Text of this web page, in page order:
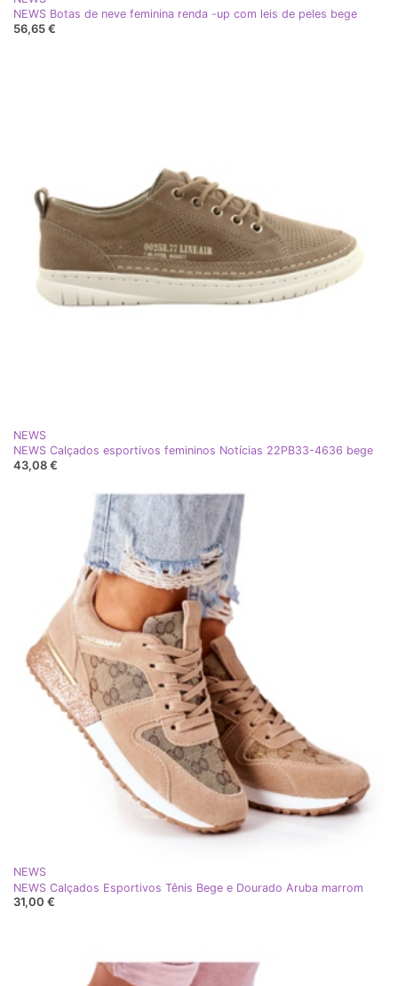
NEWS Botas de neve feminina renda -up com leis de peles bege
56,65 €
NEWS
NEWS Calçados esportivos femininos Notícias 22PB33-4636 bege
43,08 €
NEWS
NEWS Calçados Esportivos Tênis Bege e Dourado Aruba marrom
31,00 €